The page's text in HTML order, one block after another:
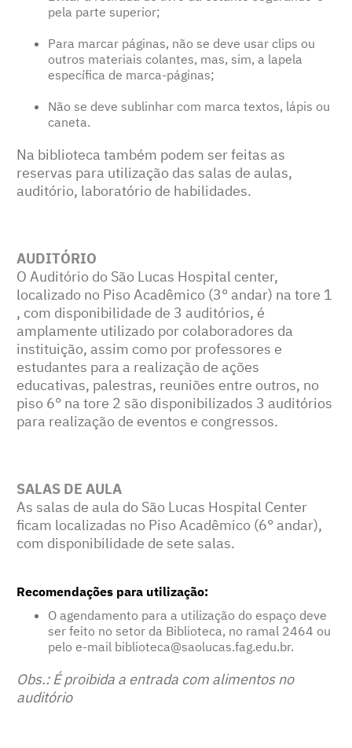
pela parte superior;
Para marcar páginas, não se deve usar clips ou
outros materiais colantes, mas, sim, a lapela
específica de marca-páginas;
Não se deve sublinhar com marca textos, lápis ou
caneta.
Na biblioteca também podem ser feitas as
reservas para utilização das salas de aulas,
auditório, laboratório de habilidades.
AUDITÓRIO
O Auditório do São Lucas Hospital center,
localizado no Piso Acadêmico (3° andar) na tore 1
, com disponibilidade de 3 auditórios, é
amplamente utilizado por colaboradores da
instituição, assim como por professores e
estudantes para a realização de ações
educativas, palestras, reuniões entre outros, no
piso 6° na tore 2 são disponibilizados 3 auditórios
para realização de eventos e congressos.
SALAS DE AULA
As salas de aula do São Lucas Hospital Center
ficam localizadas no Piso Acadêmico (6° andar),
com disponibilidade de sete salas.
Recomendações para utilização:
O agendamento para a utilização do espaço deve
ser feito no setor da Biblioteca, no ramal 2464 ou
pelo e-mail biblioteca@saolucas.fag.edu.br.
Obs.: É proibida a entrada com alimentos no
auditório